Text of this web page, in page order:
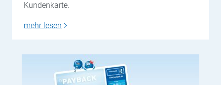
Kundenkarte.
mehr lesen